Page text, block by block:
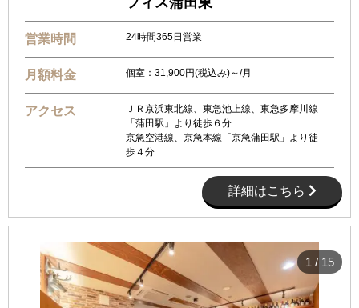
営業時間 24時間365日営業
月額料金 個室：31,900円(税込み)～/月
アクセス
ＪＲ京浜東北線、東急池上線、東急多摩川線
「蒲田駅」より徒歩６分
京急空港線、京急本線「京急蒲田駅」より徒
歩４分
詳細はこちら
1 / 15